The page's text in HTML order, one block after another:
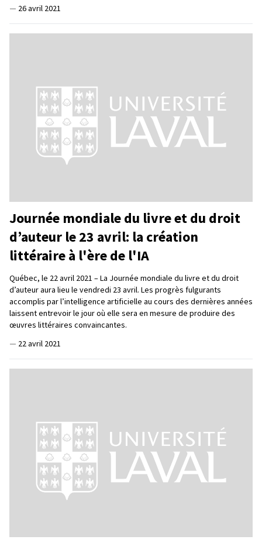
— 26 avril 2021
Journée mondiale du livre et du droit
d’auteur le 23 avril: la création
littéraire à l'ère de l'IA
Québec, le 22 avril 2021 – La Journée mondiale du livre et du droit
d’auteur aura lieu le vendredi 23 avril. Les progrès fulgurants
accomplis par l’intelligence artificielle au cours des dernières années
laissent entrevoir le jour où elle sera en mesure de produire des
œuvres littéraires convaincantes.
— 22 avril 2021